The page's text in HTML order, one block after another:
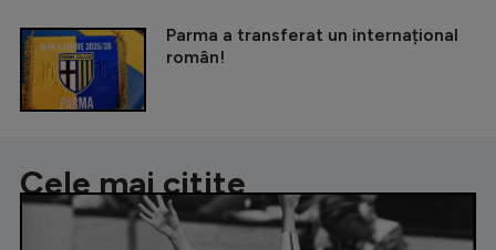
Parma a transferat un internațional
român!
Cele mai citite